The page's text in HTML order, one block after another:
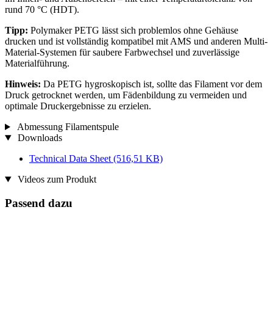
rund 70 °C (HDT).
Tipp: Polymaker PETG lässt sich problemlos ohne Gehäuse
drucken und ist vollständig kompatibel mit AMS und anderen Multi-
Material-Systemen für saubere Farbwechsel und zuverlässige
Materialführung.
Hinweis: Da PETG hygroskopisch ist, sollte das Filament vor dem
Druck getrocknet werden, um Fädenbildung zu vermeiden und
optimale Druckergebnisse zu erzielen.
Abmessung Filamentspule
Downloads
Technical Data Sheet (516,51 KB)
Videos zum Produkt
Passend dazu